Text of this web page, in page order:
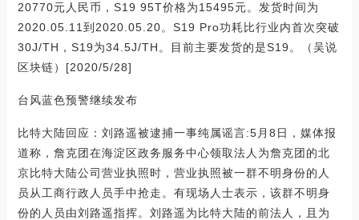
20770元人民币，S19 95T价格为15495元。发货时间为
2020.05.11到2020.05.20。S19 Pro功耗比行业内首次突破
30J/TH，S19为34.5J/TH。目前主要发货的是S19。（吴说
区块链）[2020/5/28]
台风蓝色预警继续发布
比特大陆回应：刘路遥被逮捕一事纯属谣言:5月8日，媒体报
道称，詹克团在海淀区政务服务中心领取法人为詹克团的北
京比特大陆公司营业执照时，营业执照被一群不明身份的人
员从工商行政人员手中抢走。有现场人士表示，该群不明身
份的人员由刘路遥指挥。刘路遥为比特大陆的前法人，且为